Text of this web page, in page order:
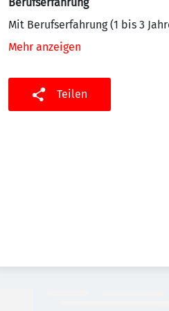
Mit Berufserfahrung (1 bis 3
Mehr anzeigen
Teilen